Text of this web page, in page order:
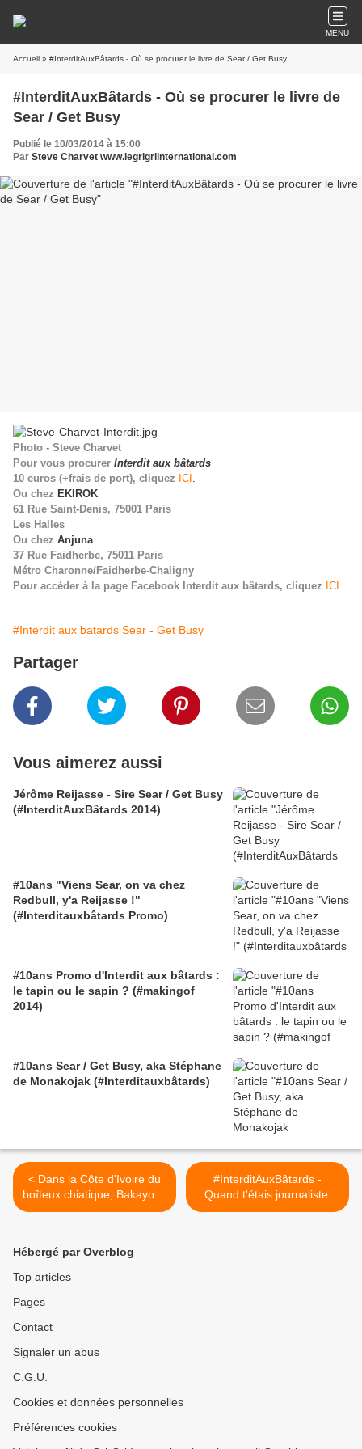
MENU
Accueil » #InterditAuxBâtards - Où se procurer le livre de Sear / Get Busy
#InterditAuxBâtards - Où se procurer le livre de
Sear / Get Busy
Publié le 10/03/2014 à 15:00
Par Steve Charvet www.legrigriinternational.com
Photo - Steve Charvet
Pour vous procurer Interdit aux bâtards
10 euros (+frais de port), cliquez ICI .
Ou chez EKIROK
61 Rue Saint-Denis, 75001 Paris
Les Halles
Ou chez Anjuna
37 Rue Faidherbe, 75011 Paris
Métro Charonne/Faidherbe-Chaligny
Pour accéder à la page Facebook Interdit aux bâtards, cliquez ICI
#Interdit aux batards Sear - Get Busy
Partager
Vous aimerez aussi
Jérôme Reijasse - Sire Sear / Get Busy
(#InterditAuxBâtards 2014)
#10ans "Viens Sear, on va chez
Redbull, y'a Reijasse !"
(#Interditauxbâtards Promo)
#10ans Promo d'Interdit aux bâtards :
le tapin ou le sapin ? (#makingof
2014)
#10ans Sear / Get Busy, aka Stéphane
de Monakojak (#Interditauxbâtards)
< Dans la Côte d'Ivoire du
boîteux chiatique, Bakayoko
bâillonne la société civile
#InterditAuxBâtards -
Quand t'étais journaliste,
Sear / Get Busy >
Hébergé par Overblog
Top articles
Pages
Contact
Signaler un abus
C.G.U.
Cookies et données personnelles
Préférences cookies